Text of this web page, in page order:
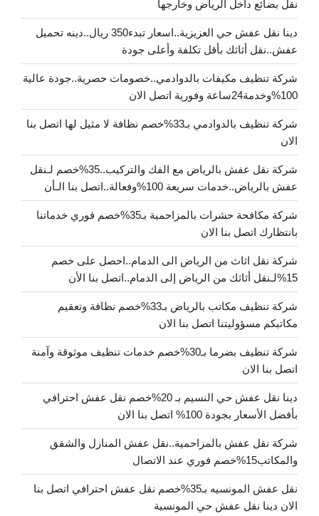
نقل بضائع داخل الرياض وخارجها
دينا نقل عفش حي العزيزية..اسعار تبدء350 ريال..دينه تحميل
عفش..نقل أثاثك بأقل تكلفة وأعلى جودة
شركة تنظيف مكيفات بالدوادمي..خصومات حصرية..جودة عالية
100%وخدمة24ساعة وفورية اتصل الان
شركة تنظيف بالدوادمي بـ33%خصم نظافة لا مثيل لها اتصل بنا
الان
شركة نقل عفش بالرياض مع الفك والتركيب..35%خصم لـنقل
عفش بالرياض..خدمات سريعة 100%وفعالة..اتصل بنا الـأن
شركة مكافحة حشرات بالمزاحمية بـ35%خصم فوري خدماتنا
بانتظارك اتصل بنا الان
شركة نقل اثاث من الرياض الى الدمام..احصل على خصم
15%لـنقل أثاثك من الرياض إلى الدمام..اتصل بنا الأن
شركة تنظيف مكاتب بالرياض بـ33%خصم نظافة وتعقيم
مكاتبكم مسؤوليتنا اتصل بنا الان
شركة تنظيف بضرما بـ30%خصم خدمات تنظيف موثوقة وآمنة
اتصل بنا الان
دينا نقل عفش حي النسيم بـ 20%خصم نقل عفش احترافي
بأفضل الأسعار بجودة 100% اتصل بنا الان
شركة نقل عفش بالمزاحمية..نقل عفش المنازل والشقق
والمكاتب15%خصم فوري عند الاتصال
نقل عفش المونسيه بـ35%خصم نقل عفش احترافي اتصل بنا
الان دينا نقل عفش حي المونسية